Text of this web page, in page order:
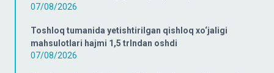
07/08/2026
Toshloq tumanida yetishtirilgan qishloq xo‘jaligi
mahsulotlari hajmi 1,5 trlndan oshdi
07/08/2026